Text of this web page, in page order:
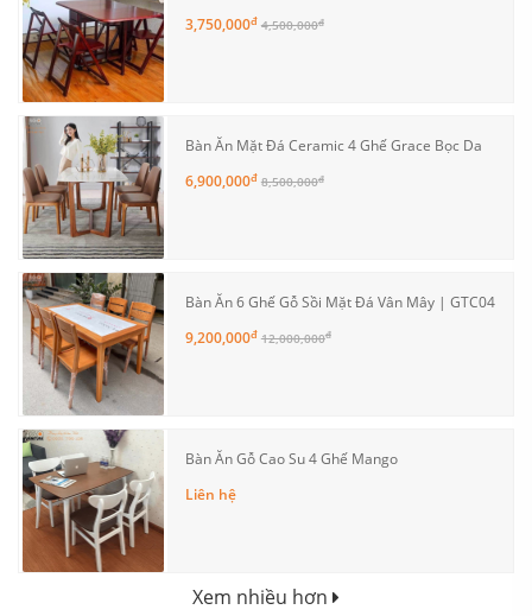
3,750,000đ 4,500,000đ
Bàn Ăn Mặt Đá Ceramic 4 Ghế Grace Bọc Da
6,900,000đ 8,500,000đ
Bàn Ăn 6 Ghế Gỗ Sồi Mặt Đá Vân Mây | GTC04
9,200,000đ 12,000,000đ
Bàn Ăn Gỗ Cao Su 4 Ghế Mango
Liên hệ
Xem nhiều hơn